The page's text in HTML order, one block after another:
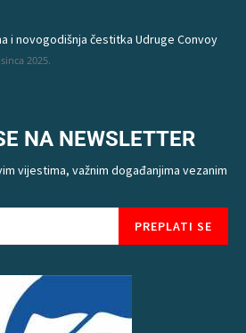
i novogodišnja čestitka Udruge Convoy
2025.
NA NEWSLETTER
vijestima, važnim događanjima vezanim
PREPLATI SE